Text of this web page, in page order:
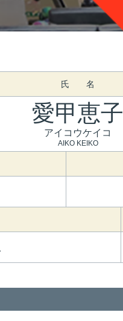
氏 名
愛甲恵子
アイコウケイコ
AIKO KEIKO